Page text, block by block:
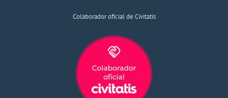
Colaborador oficial de Civitatis